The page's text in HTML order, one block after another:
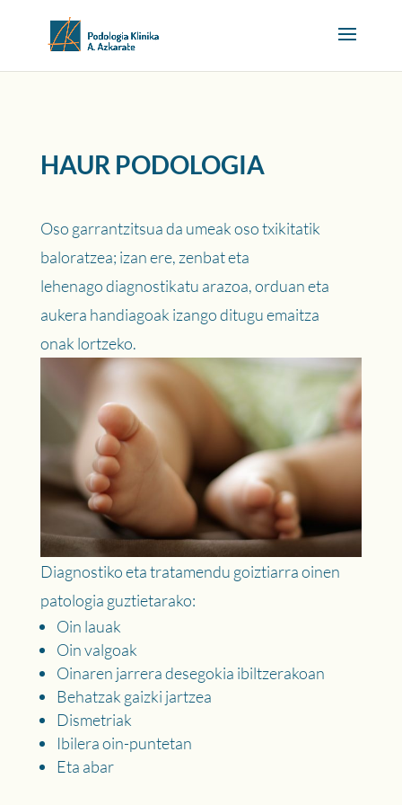
HAUR PODOLOGIA
Oso garrantzitsua da umeak oso txikitatik
baloratzea; izan ere, zenbat eta
lehenago diagnostikatu arazoa, orduan eta
aukera handiagoak izango ditugu emaitza
onak lortzeko.
Diagnostiko eta tratamendu goiztiarra oinen
patologia guztietarako:
Oin lauak
Oin valgoak
Oinaren jarrera desegokia ibiltzerakoan
Behatzak gaizki jartzea
Dismetriak
Ibilera oin-puntetan
Eta abar